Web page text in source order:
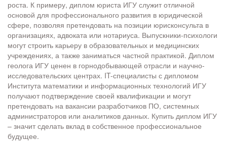
роста. К примеру, диплом юриста ИГУ служит отличной
основой для профессионального развития в юридической
сфере, позволяя претендовать на позиции юрисконсульта в
организациях, адвоката или нотариуса. Выпускники-психологи
могут строить карьеру в образовательных и медицинских
учреждениях, а также заниматься частной практикой. Диплом
геолога ИГУ ценен в горнодобывающей отрасли и научно-
исследовательских центрах. IT-специалисты с дипломом
Института математики и информационных технологий ИГУ
получают подтверждение своей квалификации и могут
претендовать на вакансии разработчиков ПО, системных
администраторов или аналитиков данных. Купить диплом ИГУ
– значит сделать вклад в собственное профессиональное
будущее.